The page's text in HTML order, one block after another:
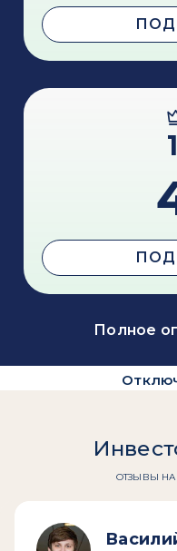
Полное
ОТЗЫВЫ